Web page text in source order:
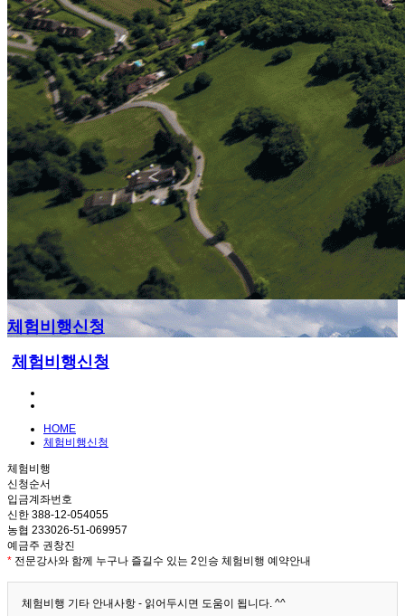
체험비행신청
체험비행신청
HOME
체험비행신청
체험비행
신청순서
입금계좌번호
신한 388-12-054055
농협 233026-51-069957
예금주 권창진
* 전문강사와 함께 누구나 즐길수 있는 2인승 체험비행 예약안내
체험비행 기타 안내사항 - 읽어두시면 도움이 됩니다. ^^